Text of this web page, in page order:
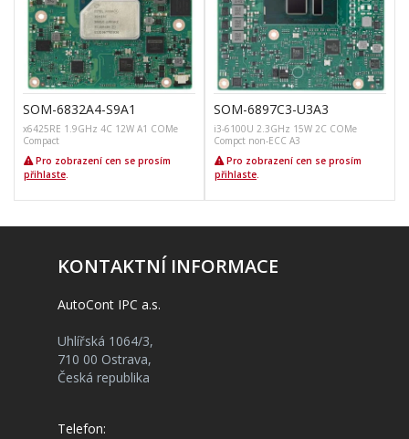
SOM-6832A4-S9A1
x6425RE 1.9GHz 4C 12W A1 COMe
Compact
Pro zobrazení cen se prosím
přihlaste.
SOM-6897C3-U3A3
i3-6100U 2.3GHz 15W 2C COMe
Compct non-ECC A3
Pro zobrazení cen se prosím
přihlaste.
KONTAKTNÍ INFORMACE
AutoCont IPC a.s.
Uhlířská 1064/3,
710 00 Ostrava,
Česká republika
Telefon: